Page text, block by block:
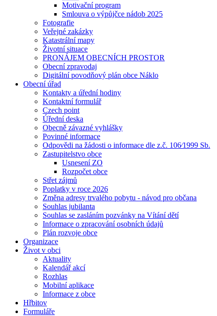
Motivační program
Smlouva o výpůjčce nádob 2025
Fotografie
Veřejné zakázky
Katastrální mapy
Životní situace
PRONÁJEM OBECNÍCH PROSTOR
Obecní zpravodaj
Digitální povodňový plán obce Náklo
Obecní úřad
Kontakty a úřední hodiny
Kontaktní formulář
Czech point
Úřední deska
Obecně závazné vyhlášky
Povinné informace
Odpovědi na žádosti o informace dle z.č. 106⁄1999 Sb.
Zastupitelstvo obce
Usnesení ZO
Rozpočet obce
Střet zájmů
Poplatky v roce 2026
Změna adresy trvalého pobytu - návod pro občana
Souhlas jubilanta
Souhlas se zasláním pozvánky na Vítání dětí
Informace o zpracování osobních údajů
Plán rozvoje obce
Organizace
Život v obci
Aktuality
Kalendář akcí
Rozhlas
Mobilní aplikace
Informace z obce
Hřbitov
Formuláře